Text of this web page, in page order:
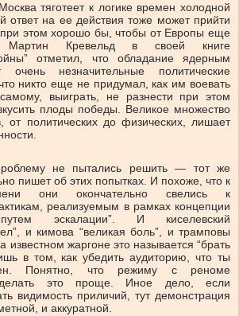
тяготеет к логике времен холодной
ответ на ее действия тоже может прийти
этом хорошо бы, чтобы от Европы еще
Мартин Кревельд в своей книге
отметил, что обладание ядерным
очень незначительные политические
никто еще не придумал, как им воевать
выиграть, не разнести при этом
плоды победы. Великое множество
от политических до физических, лишает
не пытались решить — тот же
пишет об этих попытках. И похоже, что к
они окончательно свелись к
реализуемым в рамках концепции
эскалации”. И киселевский
и кимова “великая боль”, и трамповы
известном жаргоне это называется “брать
в том, как убедить аудиторию, что ты
Понятно, что режиму с реноме
это проще. Иное дело, если
видимость приличий, тут демонстрация
и аккуратной.